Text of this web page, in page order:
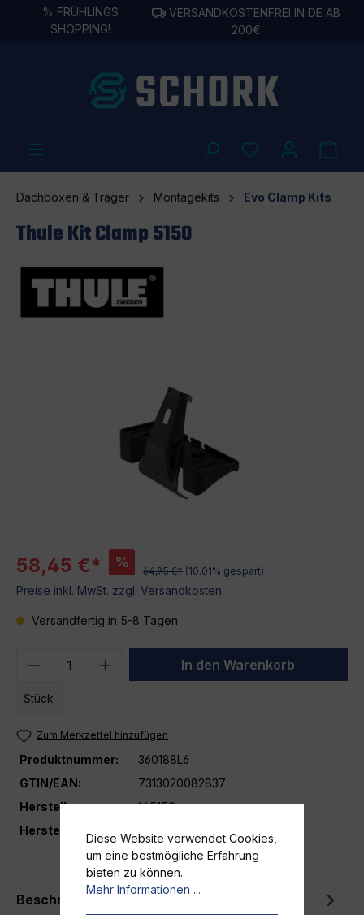
springen
% FRÜHLINGS
SHOPPING!
VERSANDKOSTENFREI IN DE AB
200€
Dachboxen & Träger Montagekits Evo Clamp Kits
Thule Kit Clamp 5150
58,45 €* %
64,95 €* (10.01% gespart)
Preise inkl. MwSt. zzgl. Versandkosten
Versandfertig in 5-8 Tagen
Produkt Anzahl: Gib den
Stück
In den Warenkorb
Zum Merkzettel hinzufügen
Produktnummer:
360188L6
GTIN/EAN:
7313020082837
Herstellernummer: 145150
Hersteller
Beschreibung
Diese Website verwendet Cookies,
um eine bestmögliche Erfahrung
bieten zu können.
Mehr Informationen ...